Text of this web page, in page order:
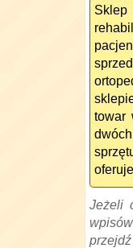
Sklep
towar
Jeżeli
wpisów